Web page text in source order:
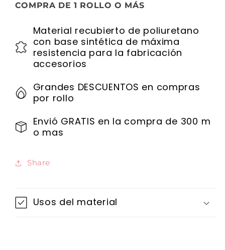
COMPRA DE 1 ROLLO O MÁS
Material recubierto de poliuretano
con base sintética de máxima
resistencia para la fabricación
accesorios
Grandes DESCUENTOS en compras
por rollo
Envió GRATIS en la compra de 300 m
o mas
Share
Usos del material